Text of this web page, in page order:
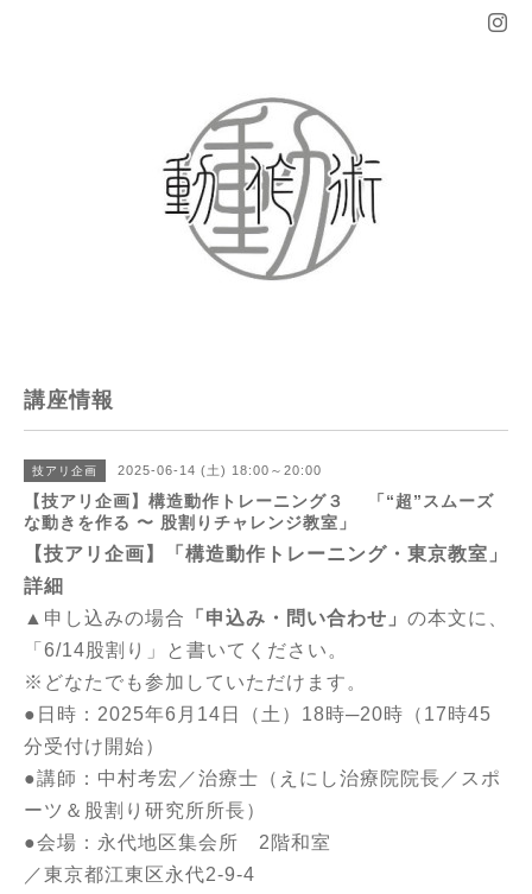
講座情報
技アリ企画 2025-06-14 (土) 18:00～20:00
【技アリ企画】構造動作トレーニング３ 「“超”スムーズ
な動きを作る 〜 股割りチャレンジ教室」
【技アリ企画】「構造動作トレーニング・東京教室」
詳細
▲申し込みの場合
「申込み・問い合わせ」 の本文に、
「6/14股割り」と書いてください。
※どなたでも参加していただけます。
●日時：2025年6月14日（土）18時─20時（17時45
分受付け開始）
●講師：中村考宏／治療士（えにし治療院院長／スポ
ーツ＆股割り研究所所長）
●会場：永代地区集会所 2階和室
／東京都江東区永代2-9-4